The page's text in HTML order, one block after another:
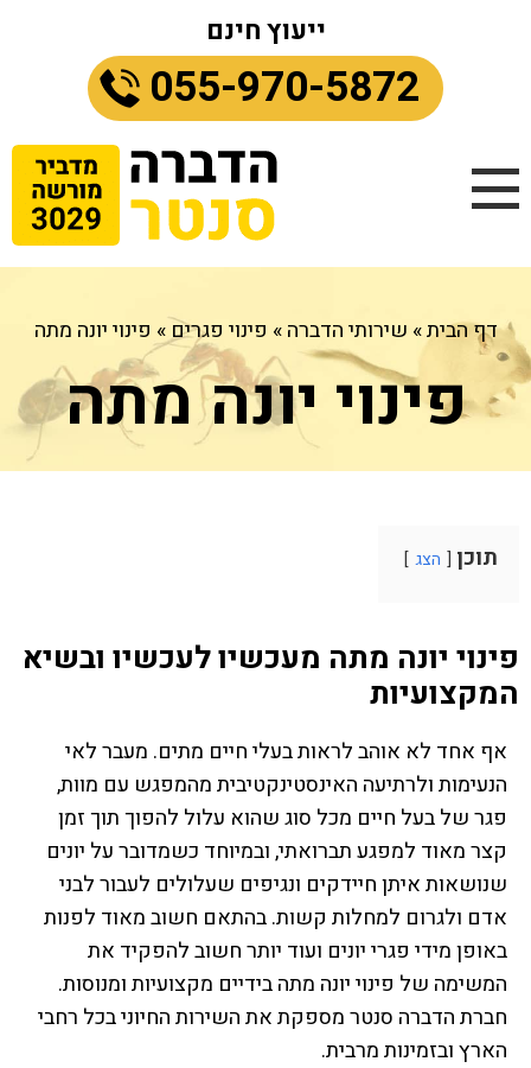
ייעוץ חינם
055-970-5872
דף הבית» שירותי הדברה» פינוי פגרים» פינוי יונה מתה
פינוי יונה מתה
תוכן הצג
פינוי יונה מתה מעכשיו לעכשיו ובשיא
המקצועיות
אף אחד לא אוהב לראות בעלי חיים מתים. מעבר לאי
הנעימות ולרתיעה האינסטינקטיבית מהמפגש עם מוות,
פגר של בעל חיים מכל סוג שהוא עלול להפוך תוך זמן
קצר מאוד למפגע תברואתי, ובמיוחד כשמדובר על יונים
שנושאות איתן חיידקים ונגיפים שעלולים לעבור לבני
אדם ולגרום למחלות קשות. בהתאם חשוב מאוד לפנות
באופן מידי פגרי יונים ועוד יותר חשוב להפקיד את
המשימה של פינוי יונה מתה בידיים מקצועיות ומנוסות.
חברת הדברה סנטר מספקת את השירות החיוני בכל רחבי
הארץ ובזמינות מרבית.